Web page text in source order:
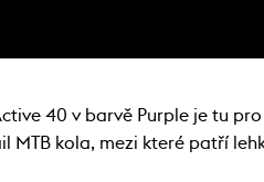
40 v barvě Purple je tu
kola, mezi které patří